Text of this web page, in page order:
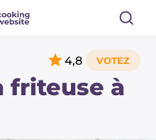
friteuse à
4,8